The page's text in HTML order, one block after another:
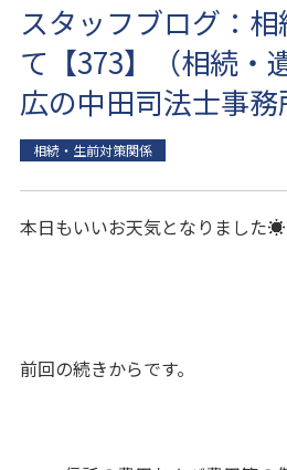
スタッフブログ：
て【373】（相続・
広の中田司法士事務
相続・生前対策関係
本日もいいお天気となりました☀
前回の続きからです。